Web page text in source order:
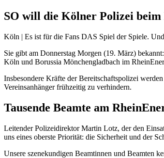
SO will die Kölner Polizei beim
Köln | Es ist für die Fans DAS Spiel der Spiele.
Sie gibt am Donnerstag Morgen (19. März)
Köln und Borussia Mönchengladbach im
Insbesondere Kräfte der Bereitschaftspolizei
Vereinsanhänger frühzeitig zu verhindern.
Tausende Beamte am
Leitender Polizeidirektor Martin Lotz, der den
uns eines oberste Priorität: die Sicherheit und der
Unsere szenekundigen Beamtinnen und Beamten